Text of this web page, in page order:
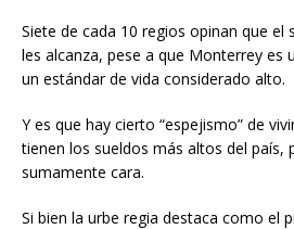
Siete de cada 10 regios opinan que el
les alcanza, pese a que Monterrey es
un estándar de vida considerado alto.
Y es que hay cierto “espejismo” de
tienen los sueldos más altos del país,
sumamente cara.
Si bien la urbe regia destaca como el